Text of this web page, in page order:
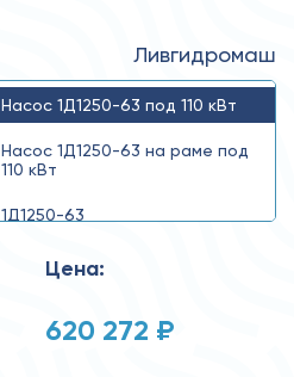
Ливгидромаш
Насос 1Д1250-63 под 110 кВт
Насос 1Д1250-63 на раме под
110 кВт
1Д1250-63
Цена:
620 272 ₽